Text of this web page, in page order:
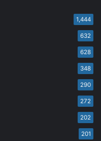
1,444
632
628
348
290
272
202
201